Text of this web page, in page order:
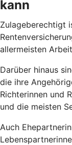
kann
Zulageberechtigt
allermeisten
Darüber hinaus
die ihre
Richterinnen und
und die meisten
Auch